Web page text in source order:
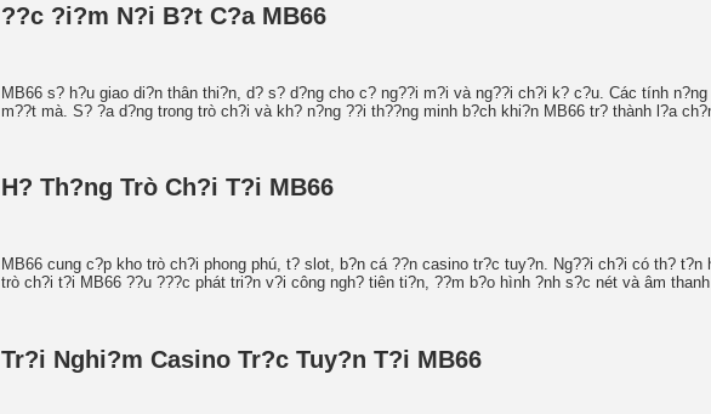
??c ?i?m N?i B?t C?a MB66
MB66 s? h?u giao di?n thân thi?n, d? s? d?ng cho c? ng??i m?i và ng??i ch?i k? c?u. Các tính
m??t mà. S? ?a d?ng trong trò ch?i và kh? n?ng ??i th??ng minh b?ch khi?n MB66 tr? thành l?a
H? Th?ng Trò Ch?i T?i MB66
MB66 cung c?p kho trò ch?i phong phú, t? slot, b?n cá ??n casino tr?c tuy?n. Ng??i ch?i có th?
trò ch?i t?i MB66 ??u ???c phát tri?n v?i công ngh? tiên ti?n, ??m b?o hình ?nh s?c nét và âm
Tr?i Nghi?m Casino Tr?c Tuy?n T?i MB66